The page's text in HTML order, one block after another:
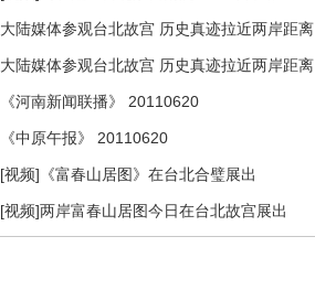
大陆媒体参观台北故宫 历史真迹拉近两岸距离
大陆媒体参观台北故宫 历史真迹拉近两岸距离
《河南新闻联播》 20110620
《中原午报》 20110620
[视频]《富春山居图》在台北合璧展出
[视频]两岸富春山居图今日在台北故宫展出